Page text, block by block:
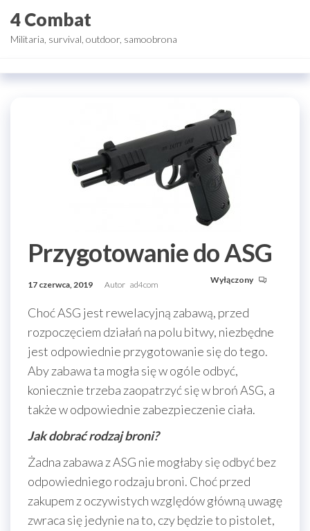
do
treści
4 Combat
Militaria, survival, outdoor, samoobrona
Przygotowanie do ASG
17 czerwca, 2019 Autor ad4com Wyłączony
Choć ASG jest rewelacyjną zabawą, przed
rozpoczęciem działań na polu bitwy, niezbędne
jest odpowiednie przygotowanie się do tego.
Aby zabawa ta mogła się w ogóle odbyć,
koniecznie trzeba zaopatrzyć się w broń ASG, a
także w odpowiednie zabezpieczenie ciała.
Jak dobrać rodzaj broni?
Żadna zabawa z ASG nie mogłaby się odbyć bez
odpowiedniego rodzaju broni. Choć przed
zakupem z oczywistych względów główną uwagę
zwraca się jedynie na to, czy będzie to pistolet,